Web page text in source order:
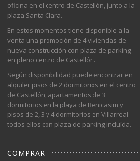
oficina en el centro de Castellón, junto a la
plaza Santa Clara.
En estos momentos tiene disponible a la
venta una promoción de 4 viviendas de
nueva construcción con plaza de parking
en pleno centro de Castellón.
Según disponibilidad puede encontrar en
alquiler pisos de 2 dormitorios en el centro
de Castellón, apartamentos de 3
dormitorios en la playa de Benicasim y
pisos de 2, 3 y 4 dormitorios en Villarreal
todos ellos con plaza de parking incluída.
COMPRAR